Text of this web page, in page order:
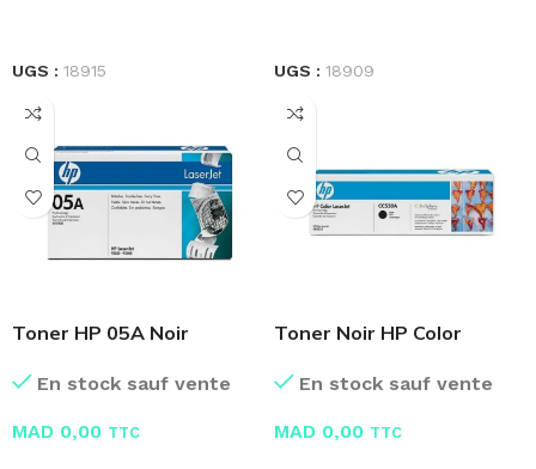
UGS : 18915 UGS : 18909
Toner HP 05A Noir
En stock sauf vente
MAD 0,00 TTC
Toner Noir HP Color
En stock sauf vente
MAD 0,00 TTC